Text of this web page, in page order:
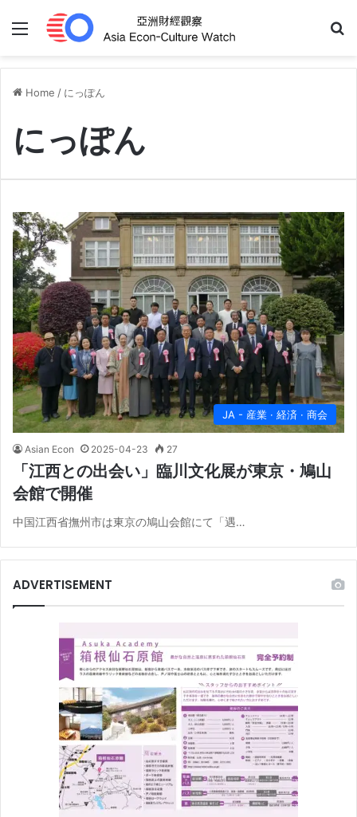
Menu
Home / にっぽん
にっぽん
JA - 産業 · 経済 · 商会
Asian Econ 2025-04-23 27
「江西との出会い」臨川文化展が東京・鳩山
会館で開催
中国江西省撫州市は東京の鳩山会館にて「遇…
ADVERTISEMENT